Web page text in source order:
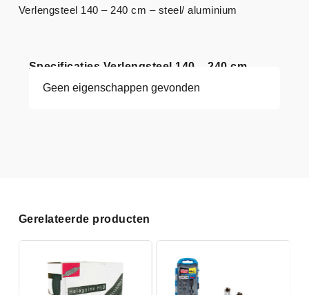
Specificaties Verlengsteel 140 – 240 cm
Geen eigenschappen gevonden
Verlengsteel 140 – 240 cm – steel/ aluminium
Gerelateerde producten